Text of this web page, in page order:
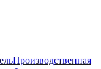
Производственная